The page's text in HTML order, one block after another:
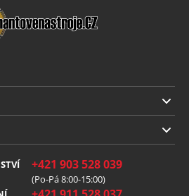
+421 903 528 039
(Po-Pá 8:00-15:00)